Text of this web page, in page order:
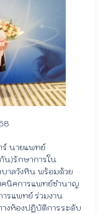
ร์ นายแพทย์
น)รักษาการใน
บาลวังหิน พร้อมด้วย
นิคการแพทย์ชำนาญ
รแพทย์ ร่วมงาน
งห้องปฏิบัติการระดับ